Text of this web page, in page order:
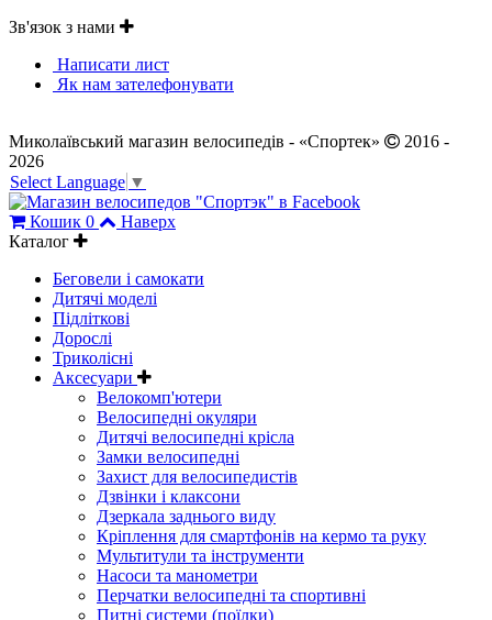
Зв'язок з нами
Написати лист
Як нам зателефонувати
Миколаївський магазин велосипедів - «Спортек»
2016 -
2026
Select Language ▼
Кошик 0
Наверх
Каталог
Беговели і самокати
Дитячі моделі
Підліткові
Дорослі
Триколісні
Аксесуари
Велокомп'ютери
Велосипедні окуляри
Дитячі велосипедні крісла
Замки велосипедні
Захист для велосипедистів
Дзвінки і клаксони
Дзеркала заднього виду
Кріплення для смартфонів на кермо та руку
Мультитули та інструменти
Насоси та манометри
Перчатки велосипедні та спортивні
Питні системи (поїлки)